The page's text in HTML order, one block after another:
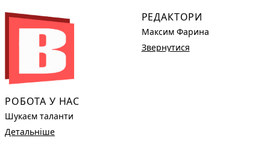
РОБОТА У НАС
Шукаєм таланти
Детальніше
РЕДАКТОРИ
Максим Фарина
Звернутися